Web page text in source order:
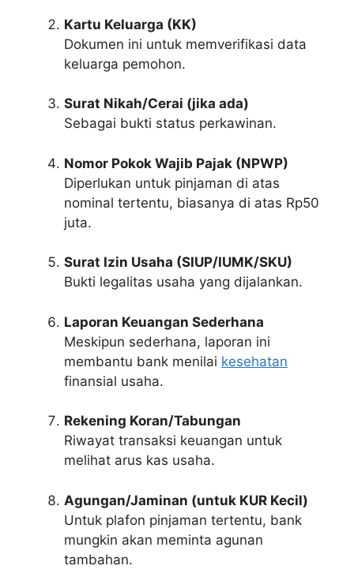
Kartu Keluarga (KK)
Dokumen ini untuk memverifikasi data
keluarga pemohon.
Surat Nikah/Cerai (jika ada)
Sebagai bukti status perkawinan.
Nomor Pokok Wajib Pajak (NPWP)
Diperlukan untuk pinjaman di atas
nominal tertentu, biasanya di atas Rp50
juta.
Surat Izin Usaha (SIUP/IUMK/SKU)
Bukti legalitas usaha yang dijalankan.
Laporan Keuangan Sederhana
Meskipun sederhana, laporan ini
membantu bank menilai kesehatan
finansial usaha.
Rekening Koran/Tabungan
Riwayat transaksi keuangan untuk
melihat arus kas usaha.
Agungan/Jaminan (untuk KUR Kecil)
Untuk plafon pinjaman tertentu, bank
mungkin akan meminta agunan
tambahan.